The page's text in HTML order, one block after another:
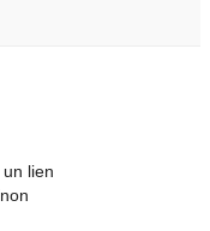
lien